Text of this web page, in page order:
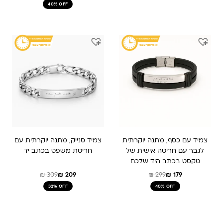
40% OFF
צמיד עם כסף, מתנה יוקרתית
לגבר עם חריטה אישית של
טקסט בכתב היד שלכם
₪299
₪ 299.
₪ 179
₪ 179.
40% OFF
צמיד סנייק, מתנה יוקרתית עם
חריטת משפט בכתב יד
₪309₪ 209
32% OFF